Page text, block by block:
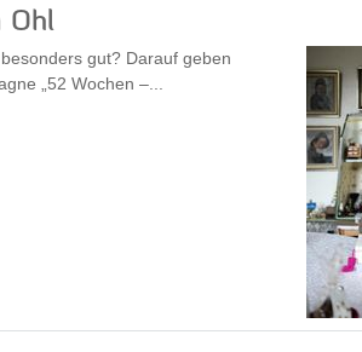
Ohl
gut? Darauf geben
„52 Wochen –...